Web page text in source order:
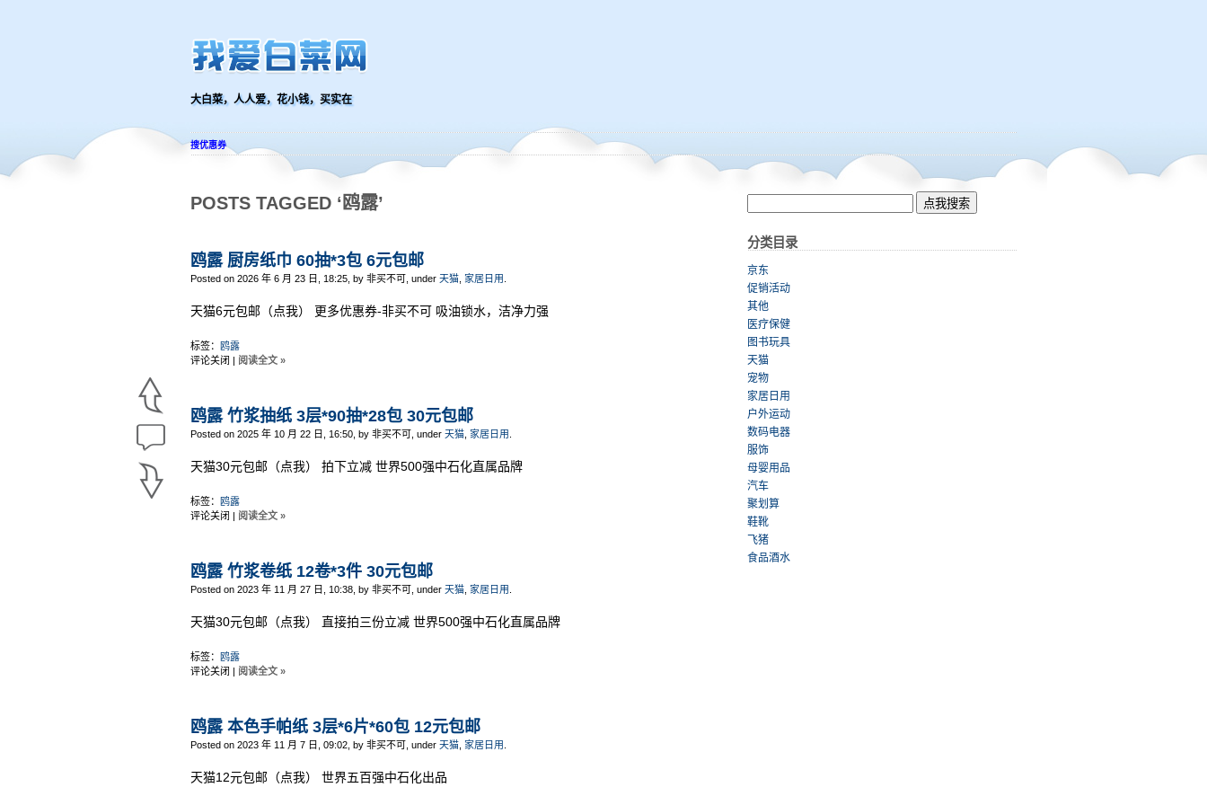
大白菜，人人爱，花小钱，买实在
搜优惠券
POSTS TAGGED ‘鸥露’
鸥露 厨房纸巾 60抽*3包 6元包邮
Posted on 2026 年 6 月 23 日, 18:25, by 非买不可, under 天猫 家居日用
天猫6元包邮（点我） 更多优惠券-非买不可 吸油锁水，洁净力强
标签： 鸥露
评论关闭 | 阅读全文 »
鸥露 竹浆抽纸 3层*90抽*28包 30元包邮
Posted on 2025 年 10 月 22 日, 16:50, by 非买不可, under 天猫 家居日用
天猫30元包邮（点我） 拍下立减 世界500强中石化直属品牌
标签： 鸥露
评论关闭 | 阅读全文 »
鸥露 竹浆卷纸 12卷*3件 30元包邮
Posted on 2023 年 11 月 27 日, 10:38, by 非买不可, under 天猫 家居日用
天猫30元包邮（点我） 直接拍三份立减 世界500强中石化直属品牌
标签： 鸥露
评论关闭 | 阅读全文 »
鸥露 本色手帕纸 3层*6片*60包 12元包邮
Posted on 2023 年 11 月 7 日, 09:02, by 非买不可, under 天猫 家居日用
天猫12元包邮（点我） 世界五百强中石化出品
分类目录
京东
促销活动
其他
医疗保健
图书玩具
天猫
宠物
家居日用
户外运动
数码电器
服饰
母婴用品
汽车
聚划算
鞋靴
飞猪
食品酒水